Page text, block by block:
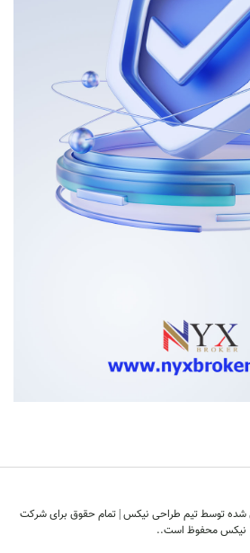
تیم طراحی نیکس| تمام حقوق برای شرکت
نیکس محفوظ است..